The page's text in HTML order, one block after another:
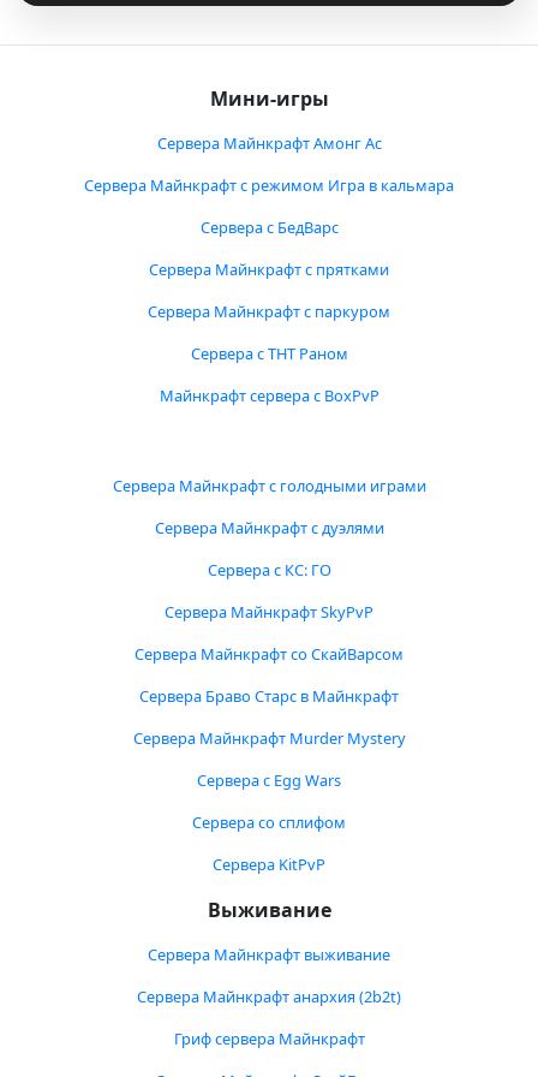
Мини-игры
Сервера Майнкрафт Амонг Ас
Сервера Майнкрафт с режимом Игра в кальмара
Сервера с БедВарс
Сервера Майнкрафт с прятками
Сервера Майнкрафт с паркуром
Сервера с ТНТ Раном
Майнкрафт сервера с BoxPvP
Сервера Майнкрафт с голодными играми
Сервера Майнкрафт с дуэлями
Сервера с КС: ГО
Сервера Майнкрафт SkyPvP
Сервера Майнкрафт со СкайВарсом
Сервера Браво Старс в Майнкрафт
Сервера Майнкрафт Murder Mystery
Сервера с Egg Wars
Сервера со сплифом
Сервера KitPvP
Выживание
Сервера Майнкрафт выживание
Сервера Майнкрафт анархия (2b2t)
Гриф сервера Майнкрафт